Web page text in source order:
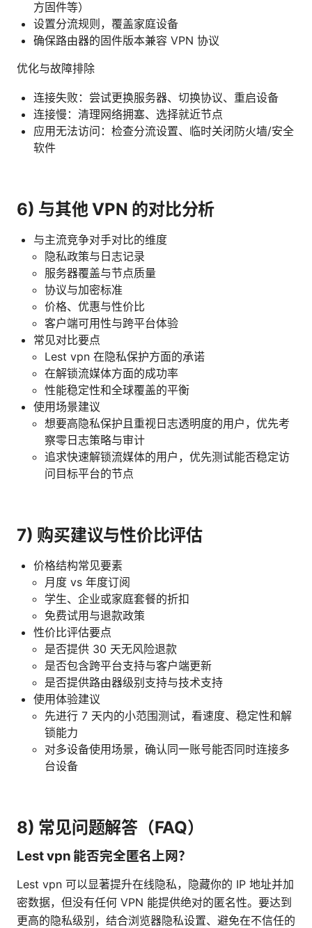
方固件等）
设置分流规则，覆盖家庭设备
确保路由器的固件版本兼容 VPN 协议
优化与故障排除
连接失败：尝试更换服务器、切换协议、重启设备
连接慢：清理网络拥塞、选择就近节点
应用无法访问：检查分流设置、临时关闭防火墙/安全
软件
6) 与其他 VPN 的对比分析
与主流竞争对手对比的维度
隐私政策与日志记录
服务器覆盖与节点质量
协议与加密标准
价格、优惠与性价比
客户端可用性与跨平台体验
常见对比要点
Lest vpn 在隐私保护方面的承诺
在解锁流媒体方面的成功率
性能稳定性和全球覆盖的平衡
使用场景建议
想要高隐私保护且重视日志透明度的用户，优先考
察零日志策略与审计
追求快速解锁流媒体的用户，优先测试能否稳定访
问目标平台的节点
7) 购买建议与性价比评估
价格结构常见要素
月度 vs 年度订阅
学生、企业或家庭套餐的折扣
免费试用与退款政策
性价比评估要点
是否提供 30 天无风险退款
是否包含跨平台支持与客户端更新
是否提供路由器级别支持与技术支持
使用体验建议
先进行 7 天内的小范围测试，看速度、稳定性和解
锁能力
对多设备使用场景，确认同一账号能否同时连接多
台设备
8) 常见问题解答（FAQ）
Lest vpn 能否完全匿名上网？
Lest vpn 可以显著提升在线隐私，隐藏你的 IP 地址并加
密数据，但没有任何 VPN 能提供绝对的匿名性。要达到
更高的隐私级别，结合浏览器隐私设置、避免在不信任的